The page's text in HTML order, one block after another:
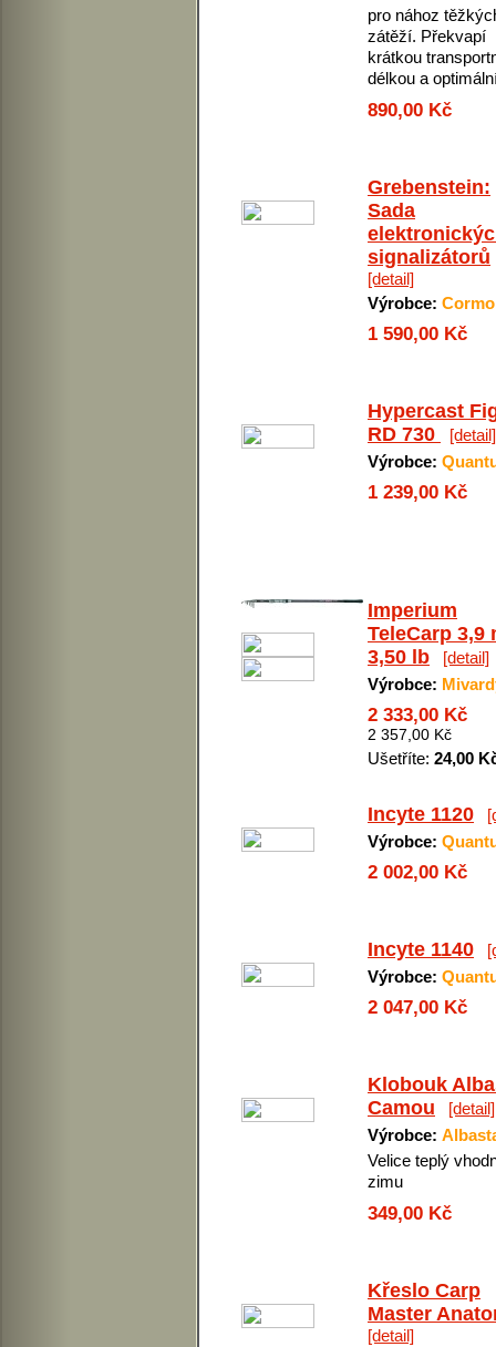
pro nához
zátěží. Překvapí
krátkou
délkou a
890,00 Kč
Grebenstein:
Sada
signalizátorů
[detail]
Výrobce:
1 590,00 Kč
Hypercast
RD 730
[detail]
Výrobce:
1 239,00 Kč
Imperium
TeleCarp 3,9
3,50 lb
[detail]
Výrobce:
2 333,00 Kč
2 357,00 Kč
Ušetříte: 24,00
Incyte 1120
Výrobce:
2 002,00 Kč
Incyte 1140
Výrobce:
2 047,00 Kč
Klobouk
Camou
[detail]
Výrobce:
Velice teplý
zimu
349,00 Kč
Křeslo Carp
Master
[detail]